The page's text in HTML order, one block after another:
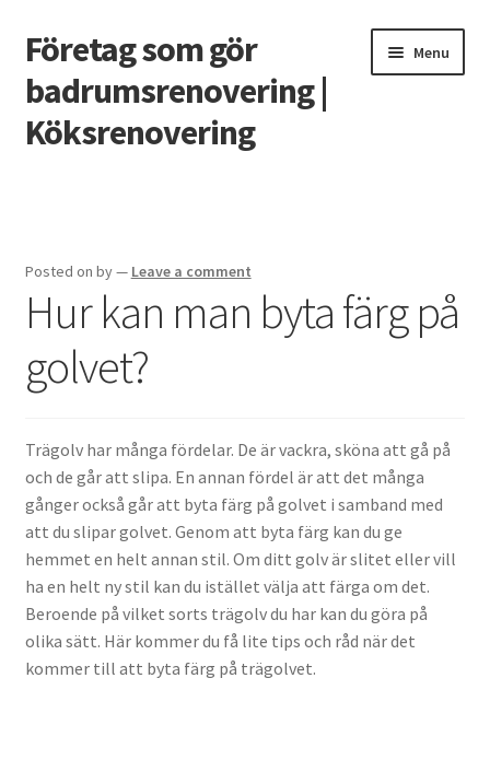
Skip
to
navigation
Skip
to
content
Företag som gör
badrumsrenovering |
Köksrenovering
Menu
Grunden till ett badrum som håller
Renovera köket 2020
Vilket snabblån är bäst?
Posted on by— Leave a comment
Hur kan man byta färg på
golvet?
Trägolv har många fördelar. De är vackra, sköna att gå på
och de går att slipa. En annan fördel är att det många
gånger också går att byta färg på golvet i samband med
att du slipar golvet. Genom att byta färg kan du ge
hemmet en helt annan stil. Om ditt golv är slitet eller vill
ha en helt ny stil kan du istället välja att färga om det.
Beroende på vilket sorts trägolv du har kan du göra på
olika sätt. Här kommer du få lite tips och råd när det
kommer till att byta färg på trägolvet.